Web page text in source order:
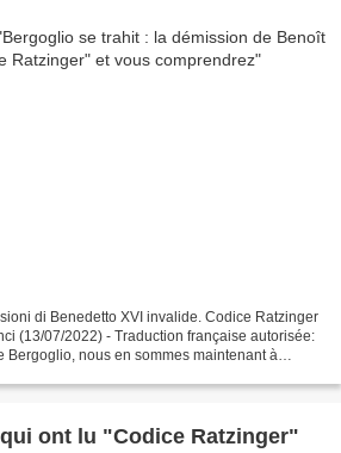
di Benedetto XVI invalide. Codice Ratzinger
(13/07/2022) - Traduction française autorisée:
Bergoglio, nous en sommes maintenant à
ont lu "Codice Ratzinger"